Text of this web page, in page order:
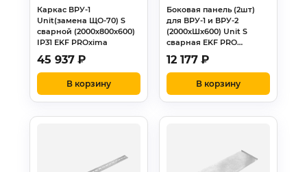
Каркас ВРУ-1
Unit(замена ЩО-70) S
сварной (2000х800х600)
IP31 EKF PROxima
45 937 ₽
В корзину
Боковая панель (2шт)
для ВРУ-1 и ВРУ-2
(2000хШх600) Unit S
сварная EKF PRO…
12 177 ₽
В корзину